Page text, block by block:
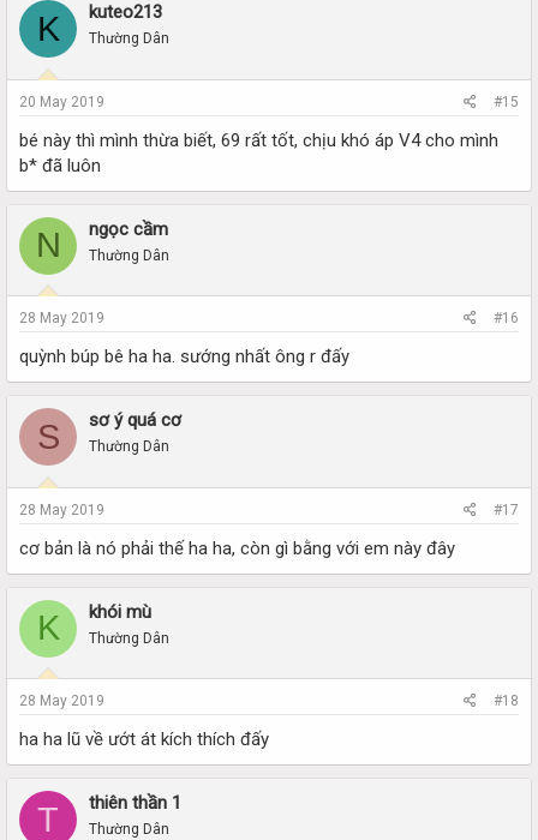
K kuteo213
Thường Dân
20 May 2019 #15
bé này thì mình thừa biết, 69 rất tốt, chịu khó áp V4 cho mình
b* đã luôn
N ngọc cầm
Thường Dân
28 May 2019 #16
quỳnh búp bê ha ha. sướng nhất ông r đấy
S sơ ý quá cơ
Thường Dân
28 May 2019 #17
cơ bản là nó phải thế ha ha, còn gì bằng với em này đây
K khói mù
Thường Dân
28 May 2019 #18
ha ha lũ về ướt át kích thích đấy
T thiên thần 1
Thường Dân